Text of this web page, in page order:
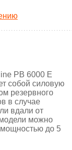
PB 6000 E
собой силовую
резервного
в случае
вдали от
можно
до 5